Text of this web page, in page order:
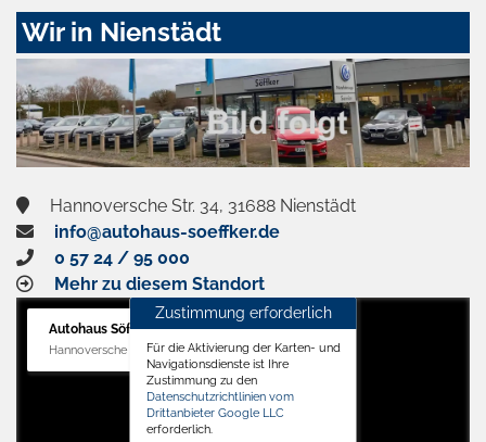
Zustimmen
aktivieren
Wir in Nienstädt
Hannoversche Str. 34, 31688 Nienstädt
info@autohaus-soeffker.de
0 57 24 / 95 000
Mehr zu diesem Standort
Autohaus Söffker GmbH
Hannoversche Str. 34, 31688 Nienstädt
Zustimmung erforderlich
Für die Aktivierung der Karten- und
Navigationsdienste ist Ihre
Zustimmung zu den
Datenschutzrichtlinien vom
Drittanbieter Google LLC
erforderlich.